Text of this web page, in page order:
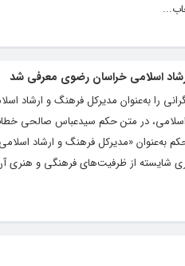
اسلامی خراسان رضوی معرفی شد
را به‌عنوان مدیرکل فرهنگ و ارشاد
اسلامی، در متن حکم سیدعباس صالحی
به‌عنوان «مدیرکل فرهنگ و ارشاد
شایسته از ظرفیت‌های فرهنگی و